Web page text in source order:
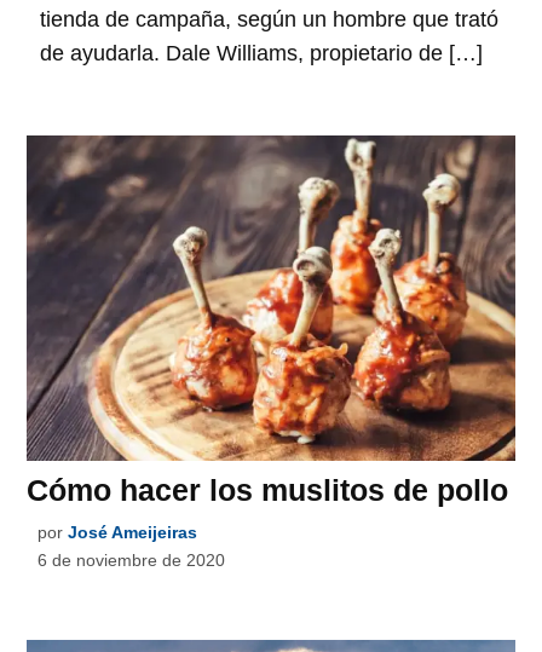
tienda de campaña, según un hombre que trató
de ayudarla. Dale Williams, propietario de […]
Cómo hacer los muslitos de pollo
por José Ameijeiras
6 de noviembre de 2020